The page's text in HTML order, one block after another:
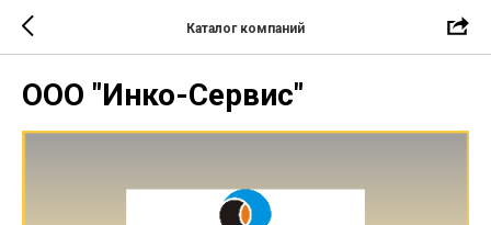
Каталог компаний
ООО "Инко-Сервис"